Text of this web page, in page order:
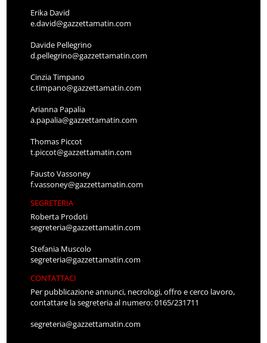
Erika David
e.david@gazzettamatin.com
Davide Pellegrino
d.pellegrino@gazzettamatin.com
Cinzia Timpano
c.timpano@gazzettamatin.com
Arianna Papalia
a.papalia@gazzettamatin.com
Thomas Piccot
t.piccot@gazzettamatin.com
Fausto Vassoney
f.vassoney@gazzettamatin.com
SEGRETERIA
Roberta Prodoti
segreteria@gazzettamatin.com
Stefania Muscolo
segreteria@gazzettamatin.com
CONTATTACI
Per pubblicazione annunci, necrologi, offro e cerco lavoro,
contattare la segreteria al numero: 0165/231711
segreteria@gazzettamatin.com